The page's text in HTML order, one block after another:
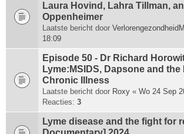
Laura Hovind, Lahra Tillman,
Oppenheimer
Laatste bericht door VerlorengezondheidM
18:09
Episode 50 - Dr Richard
Lyme:MSIDS, Dapsone and
Chronic Illness
Laatste bericht door Roxy « Wo 24 Sep
Reacties: 3
Lyme disease and the fight for